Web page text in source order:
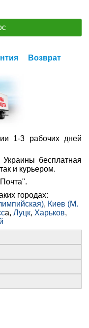
Возврат
1-3 рабочих дней
бесплатная
и курьером.
городах:
, Киев (М.
а, Луцк, Харьков,